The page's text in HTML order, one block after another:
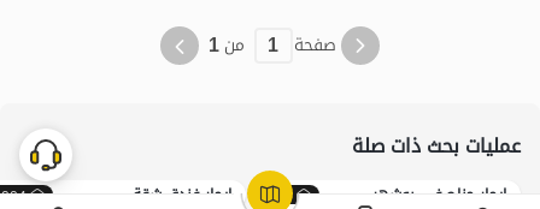
صفحة 1 من1
عمليات بحث ذات صلة
إيجار جناح في بوشهر 109 إيجار فندق شقة